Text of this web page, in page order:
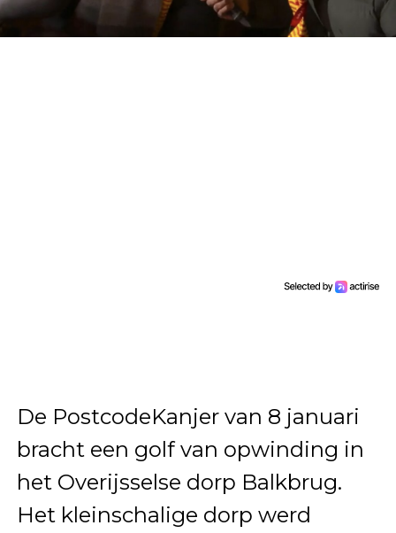
De PostcodeKanjer van 8 januari
bracht een golf van opwinding in
het Overijsselse dorp Balkbrug.
Het kleinschalige dorp werd